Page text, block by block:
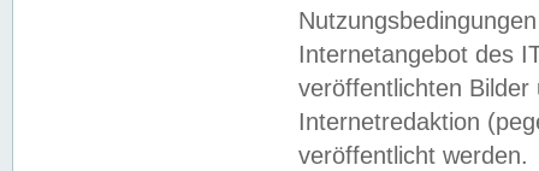
Internetangebot des
veröffentlichten
Internetredaktion
veröffentlicht werden.